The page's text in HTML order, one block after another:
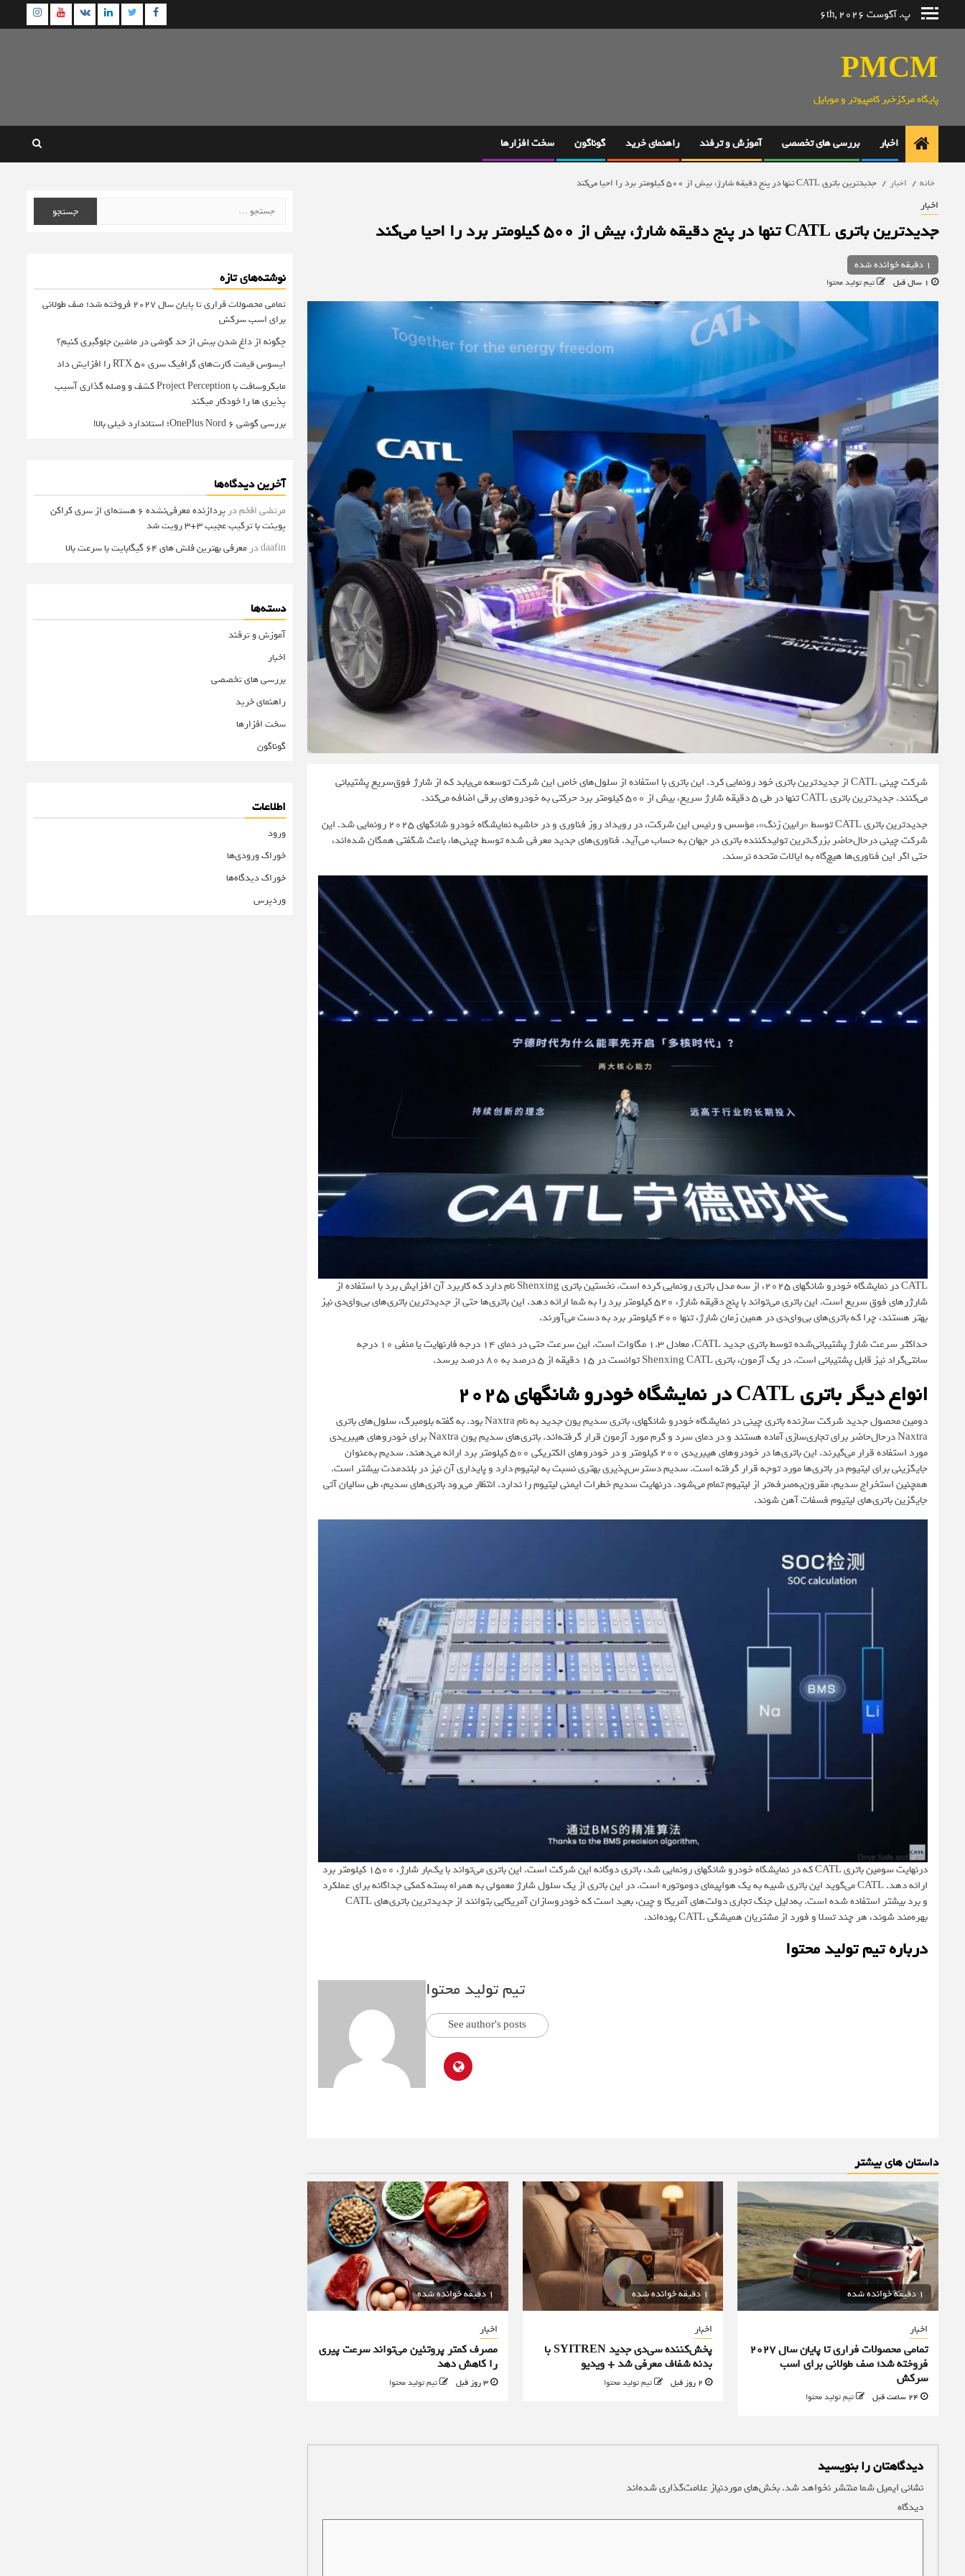
پ. آگوست 6th, 2026 Facebook
Twitter
Linkedin
VK
PMCM
پایگاه مرکزخبر کامپیوتر و موبایل
اخبار بررسی های تخصصی آموزش و ترفند راهنمای خرید گوناگون سخت افزارها
خانه اخبار جدیدترین باتری CATL تنها در پنج دقیقه شارژ، بیش از 500 کیلومتر برد را احیا می‌کند
اخبار
جدیدترین باتری CATL تنها در پنج دقیقه شارژ، بیش از 500 کیلومتر برد را احیا می‌کند
1 دقیقه خوانده شده
تیم تولید محتوا
شرکت چینی CATL از جدیدترین باتری خود رونمایی کرد. این باتری با استفاده از سلول‌های خاص این شرکت توسعه می‌یابد که از شارژ فوق‌سریع پشتیبانی
می‌کنند. جدیدترین باتری CATL تنها در طی 5 دقیقه شارژ سریع، بیش از 500 کیلومتر برد حرکتی به خودروهای برقی اضافه می‌کند.
جدیدترین باتری CATL توسط «رابین زنگ»، مؤسس و رئیس این شرکت، در رویداد روز فناوری و در حاشیه نمایشگاه خودرو شانگهای 2025 رونمایی شد. این
شرکت چینی درحال‌حاضر بزرگ‌ترین تولیدکننده باتری در جهان به حساب می‌آید. فناوری‌های جدید معرفی شده توسط چینی‌ها، باعث شگفتی همگان شده‌اند،
حتی اگر این فناوری‌ها هیچ‌گاه به ایالات متحده نرسند.
CATL در نمایشگاه خودرو شانگهای 2025، از سه مدل باتری رونمایی کرده است. نخستین باتری Shenxing نام دارد که کاربرد آن افزایش برد با استفاده از
شارژرهای فوق سریع است. این باتری می‌تواند با پنج دقیقه شارژ، 520 کیلومتر برد را به شما ارائه دهد. این باتری‌ها حتی از جدیدترین باتری‌های بی‌وای‌دی نیز
بهتر هستند، چرا که باتری‌های بی‌وای‌دی در همین زمان شارژ، تنها 400 کیلومتر برد به دست می‌آورند.
حداکثر سرعت شارژ پشتیبانی‌شده توسط باتری جدید CATL، معادل 1.3 مگاوات است. این سرعت حتی در دمای 14 درجه فارنهایت یا منفی 10 درجه
سانتی‌گراد نیز قابل پشتیبانی است. در یک آزمون، باتری Shenxing CATL توانست در 15 دقیقه از 5 درصد به 80 درصد برسد.
انواع دیگر باتری CATL در نمایشگاه خودرو شانگهای 2025
دومین محصول جدید شرکت سازنده باتری چینی در نمایشگاه خودرو شانگهای، باتری سدیم یون جدید به نام Naxtra بود. به گفته بلومبرگ، سلول‌های باتری
Naxtra درحال‌حاضر برای تجاری‌سازی آماده هستند و در دمای سرد و گرم مورد آزمون قرار گرفته‌اند. باتری‌های سدیم یون Naxtra برای خودروهای هیبریدی
مورد استفاده قرار می‌گیرند. این باتری‌ها در خودروهای هیبریدی 200 کیلومتر و در خودروهای الکتریکی 500 کیلومتر برد ارائه می‌دهند. سدیم به‌عنوان
جایگزینی برای لیتیوم در باتری‌ها مورد توجه قرار گرفته است. سدیم دسترس‌پذیری بهتری نسبت به لیتیوم دارد و پایداری آن نیز در بلندمدت بیشتر است.
همچنین استخراج سدیم، مقرون‌به‌صرفه‌تر از لیتیوم تمام می‌شود. درنهایت سدیم خطرات ایمنی لیتیوم را ندارد. انتظار می‌رود باتری‌های سدیم، طی سالیان آتی
جایگزین باتری‌های لیتیوم فسفات آهن شوند.
درنهایت سومین باتری CATL که در نمایشگاه خودرو شانگهای رونمایی شد، باتری دوگانه این شرکت است. این باتری می‌تواند با یک‌بار شارژ، 1500 کیلومتر برد
ارائه دهد. CATL می‌گوید این باتری شبیه به یک هواپیمای دوموتوره است. در این باتری از یک سلول شارژ معمولی به همراه بسته کمکی جداگانه برای عملکرد
بهره‌مند شوند، هر چند تسلا و فورد از مشتریان همیشگی CATL بوده‌اند.
درباره تیم تولید محتوا
تیم تولید محتوا
See author's posts
داستان های بیشتر
1 دقیقه خوانده شده
اخبار
تمامی محصولات فراری تا پایان سال ۲۰۲۷
فروخته شد؛ صف طولانی برای اسب
سرکش
تیم تولید محتوا
1 دقیقه خوانده شده
اخبار
پخش‌کننده سی‌دی جدید SYITREN با
بدنه شفاف معرفی شد + ویدیو
2 روز قبل تیم تولید محتوا
1 دقیقه خوانده شده
اخبار
مصرف کمتر پروتئین می‌تواند سرعت پیری
را کاهش دهد
3 روز قبل تیم تولید محتوا
دیدگاهتان را بنویسید
نشانی ایمیل شما منتشر نخواهد شد.بخش‌های موردنیاز علامت‌گذاری شده‌اند
دیدگاه
برای:
نوشته‌های تازه
تمامی محصولات فراری تا پایان سال ۲۰۲۷ فروخته شد؛ صف طولانی
برای اسب سرکش
چگونه از داغ شدن بیش از حد گوشی در ماشین جلوگیری کنیم؟
ایسوس قیمت کارت‌های گرافیک سری RTX 50 را افزایش داد
مایکروسافت با Project Perception کشف و وصله گذاری آسیب
پذیری ها را خودکار میکند
بررسی گوشی OnePlus Nord 6؛ استاندارد خیلی بالا!
آخرین دیدگاه‌ها
مرتضی افخمدر
پردازنده معرفی‌نشده 6 هسته‌ای از سری کراکن
پوینت با ترکیب عجیب 3+3 رویت شد
daafinدر معرفی بهترین فلش های 64 گیگابایت با سرعت بالا
دسته‌ها
آموزش و ترفند
اخبار
بررسی های تخصصی
راهنمای خرید
سخت افزارها
گوناگون
اطلاعات
ورود
خوراک ورودی‌ها
خوراک دیدگاه‌ها
وردپرس